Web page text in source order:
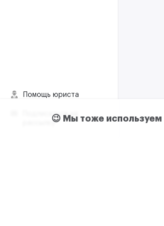
Помощь юриста
Подписаться на
рассылку😉 Мы тоже